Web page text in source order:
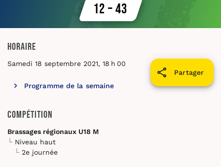
12 – 43
Horaire
Partager
Samedi 18 septembre 2021, 18 h 00
Programme de la semaine
Compétition
Brassages régionaux U18 M
Niveau haut
2e journée